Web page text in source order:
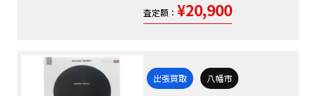
査定額： ¥20,900
出張買取 八幡市